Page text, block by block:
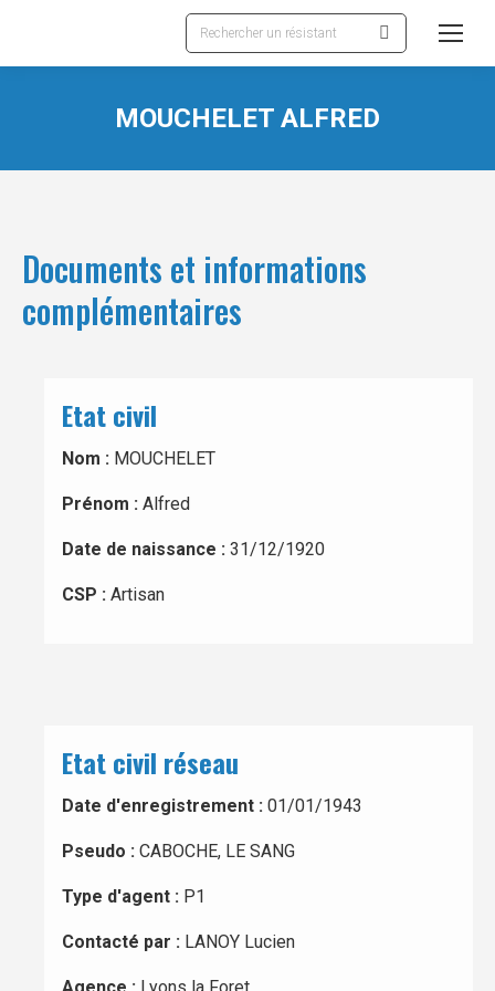
Recherche
:
MOUCHELET ALFRED
Documents et informations
complémentaires
Etat civil
Nom : MOUCHELET
Prénom : Alfred
Date de naissance : 31/12/1920
CSP : Artisan
Etat civil réseau
Date d'enregistrement : 01/01/1943
Pseudo : CABOCHE, LE SANG
Type d'agent : P1
Contacté par : LANOY Lucien